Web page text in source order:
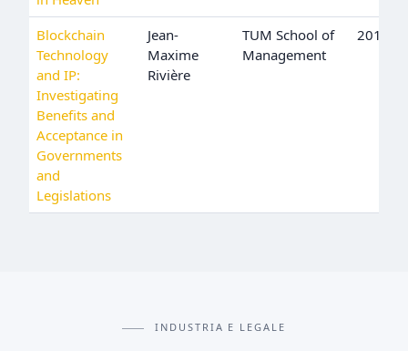
Blockchain
Technology
and IP:
Investigating
Benefits and
Acceptance in
Governments
and
Legislations
Jean-
Maxime
Rivière
TUM School of
Management
2017
INDUSTRIA E LEGALE